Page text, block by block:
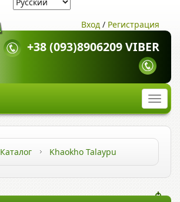
Вход / Регистрация
+38 (093)8906209 VIBER
Каталог Khaokho Talaypu